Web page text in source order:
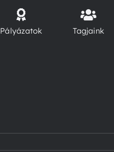
Pályázatok Tagjaink